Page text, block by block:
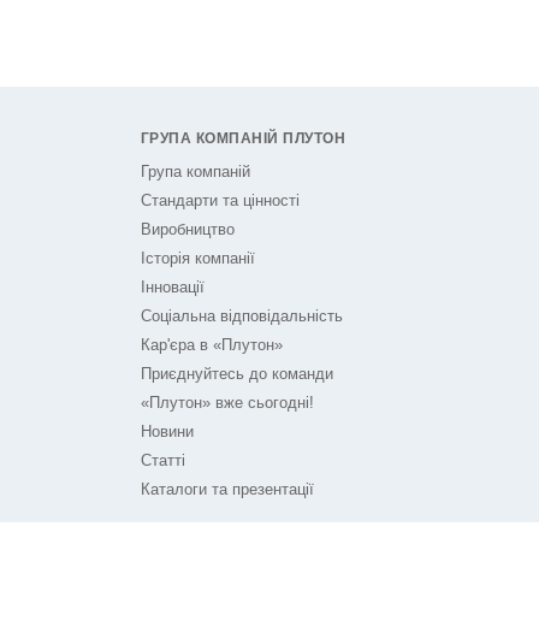
ГРУПА КОМПАНІЙ ПЛУТОН
Група компаній
Стандарти та цінності
Виробництво
Історія компанії
Інновації
Соціальна відповідальність
Кар'єра в «Плутон»
Приєднуйтесь до команди
«Плутон» вже сьогодні!
Новини
Статті
Каталоги та презентації